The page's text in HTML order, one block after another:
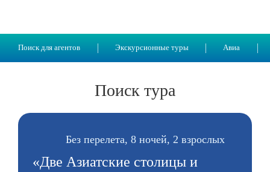
Поиск для агентов Экскурсионные туры Авиа
Поиск тура
Без перелета, 8 ночей, 2 взрослых
«Две Азиатские столицы и